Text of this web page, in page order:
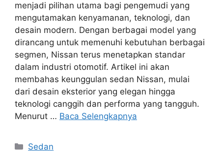
menjadi pilihan utama bagi pengemudi yang
mengutamakan kenyamanan, teknologi, dan
desain modern. Dengan berbagai model yang
dirancang untuk memenuhi kebutuhan berbagai
segmen, Nissan terus menetapkan standar
dalam industri otomotif. Artikel ini akan
membahas keunggulan sedan Nissan, mulai
dari desain eksterior yang elegan hingga
teknologi canggih dan performa yang tangguh.
Menurut … Baca Selengkapnya
Kategori
Sedan